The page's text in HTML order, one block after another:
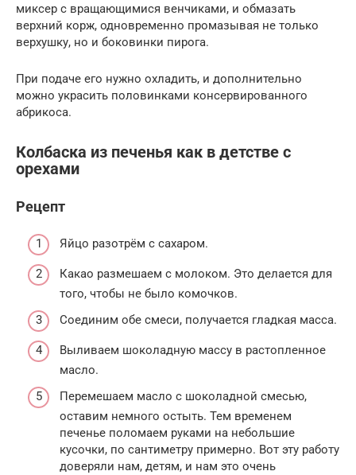
миксер с вращающимися венчиками, и обмазать
верхний корж, одновременно промазывая не только
верхушку, но и боковинки пирога.
При подаче его нужно охладить, и дополнительно
можно украсить половинками консервированного
абрикоса.
Колбаска из печенья как в детстве с
орехами
Рецепт
Яйцо разотрём с сахаром.
Какао размешаем с молоком. Это делается для
того, чтобы не было комочков.
Соединим обе смеси, получается гладкая масса.
Выливаем шоколадную массу в растопленное
масло.
Перемешаем масло с шоколадной смесью,
оставим немного остыть. Тем временем
печенье поломаем руками на небольшие
кусочки, по сантиметру примерно. Вот эту работу
доверяли нам, детям, и нам это очень